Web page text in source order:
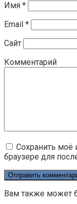
Имя *
Email *
Сайт
Комментарий
Сохранить моё
браузере для
Вам также может